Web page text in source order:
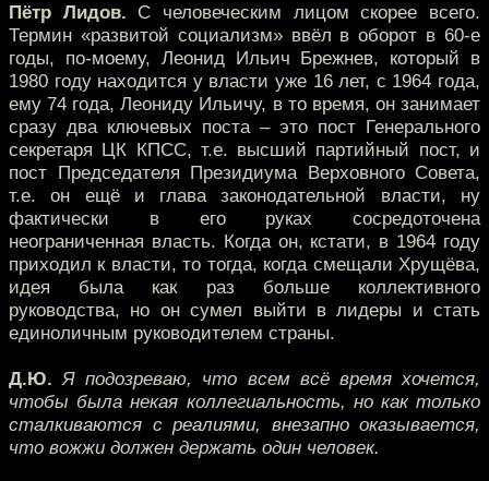
Пётр Лидов. С человеческим лицом скорее всего.
Термин «развитой социализм» ввёл в оборот в 60-е
годы, по-моему, Леонид Ильич Брежнев, который в
1980 году находится у власти уже 16 лет, с 1964 года,
ему 74 года, Леониду Ильичу, в то время, он занимает
сразу два ключевых поста – это пост Генерального
секретаря ЦК КПСС, т.е. высший партийный пост, и
пост Председателя Президиума Верховного Совета,
т.е. он ещё и глава законодательной власти, ну
фактически в его руках сосредоточена
неограниченная власть. Когда он, кстати, в 1964 году
приходил к власти, то тогда, когда смещали Хрущёва,
идея была как раз больше коллективного
руководства, но он сумел выйти в лидеры и стать
единоличным руководителем страны.
Д.Ю. Я подозреваю, что всем всё время хочется,
чтобы была некая коллегиальность, но как только
сталкиваются с реалиями, внезапно оказывается,
что вожжи должен держать один человек.